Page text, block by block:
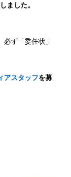
ました。
ず「委任状」
アスタッフを募